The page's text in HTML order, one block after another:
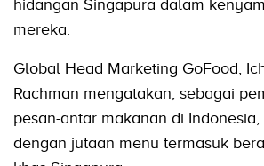
hidangan Singapura dalam
mereka.
Global Head Marketing GoFood,
Rachman mengatakan, sebagai
pesan-antar makanan di
dengan jutaan menu termasuk